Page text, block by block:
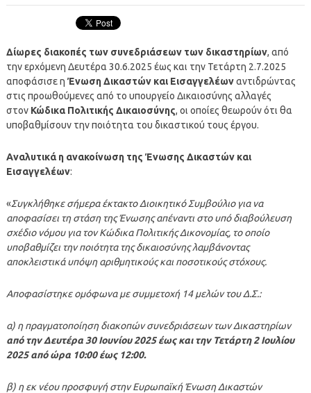
Δίωρες διακοπές των συνεδριάσεων των δικαστηρίων, από
την ερχόμενη Δευτέρα 30.6.2025 έως και την Τετάρτη 2.7.2025
αποφάσισε η Ένωση Δικαστών και Εισαγγελέωναντιδρώντας
στις προωθούμενες από το υπουργείο Δικαιοσύνης αλλαγές
στον Κώδικα Πολιτικής Δικαιοσύνης, οι οποίες θεωρούν ότι θα
υποβαθμίσουν την ποιότητα του δικαστικού τους έργου.
Αναλυτικά η ανακοίνωση της Ένωσης Δικαστών και
Εισαγγελέων:
«Συγκλήθηκε σήμερα έκτακτο Διοικητικό Συμβούλιο για να
αποφασίσει τη στάση της Ένωσης απέναντι στο υπό διαβούλευση
σχέδιο νόμου για τον Κώδικα Πολιτικής Δικονομίας, το οποίο
υποβαθμίζει την ποιότητα της δικαιοσύνης λαμβάνοντας
αποκλειστικά υπόψη αριθμητικούς και ποσοτικούς στόχους.
Αποφασίστηκε ομόφωνα με συμμετοχή 14 μελών του Δ.Σ.:
α) η πραγματοποίηση διακοπών συνεδριάσεων των Δικαστηρίων
από την Δευτέρα 30 Ιουνίου 2025 έως και την Τετάρτη 2 Ιουλίου
2025 από ώρα 10:00 έως 12:00.
β) η εκ νέου προσφυγή στην Ευρωπαϊκή Ένωση Δικαστών